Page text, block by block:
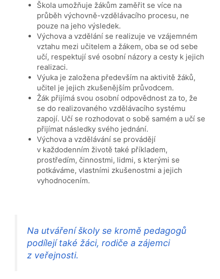
Škola umožňuje žákům zaměřit se více na
průběh výchovně-vzdělávacího procesu, ne
pouze na jeho výsledek.
Výchova a vzdělání se realizuje ve vzájemném
vztahu mezi učitelem a žákem, oba se od sebe
učí, respektují své osobní názory a cesty k jejich
realizaci.
Výuka je založena především na aktivitě žáků,
učitel je jejich zkušenějším průvodcem.
Žák přijímá svou osobní odpovědnost za to, že
se do realizovaného vzdělávacího systému
zapojí. Učí se rozhodovat o sobě samém a učí se
přijímat následky svého jednání.
Výchova a vzdělávání se provádějí
v každodenním životě také příkladem,
prostředím, činnostmi, lidmi, s kterými se
potkáváme, vlastními zkušenostmi a jejich
vyhodnocením.
Na utváření školy se kromě pedagogů
podílejí také žáci, rodiče a zájemci
z veřejnosti.